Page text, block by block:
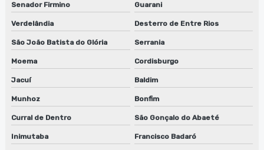
Senador Firmino Guarani
Verdelândia Desterro de Entre Rios
São João Batista do Glória Serrania
Moema Cordisburgo
Jacuí Baldim
Munhoz Bonfim
Curral de Dentro São Gonçalo do Abaeté
Inimutaba Francisco Badaró